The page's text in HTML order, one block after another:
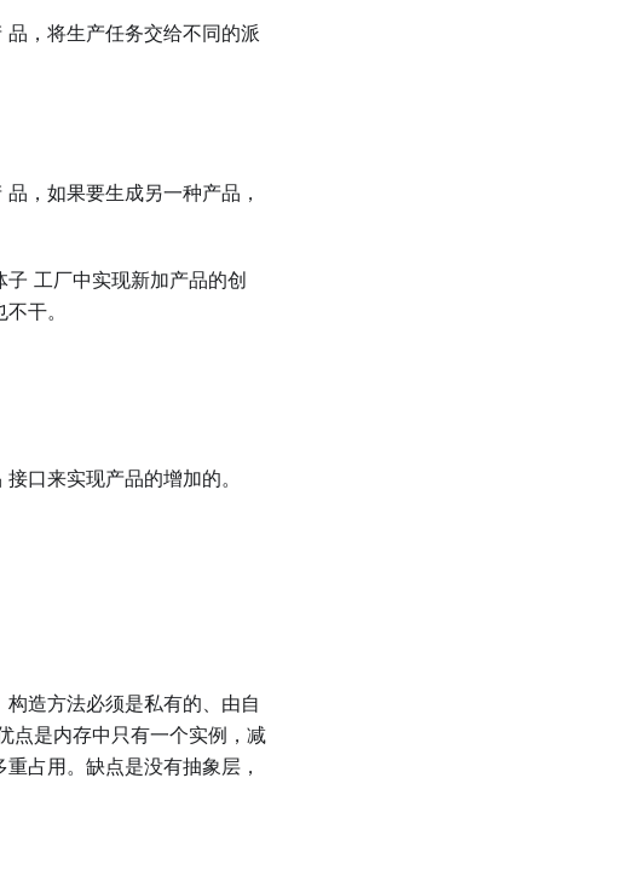
，将⽣产任务交给不同的派
，如果要⽣成另⼀种产品，
⼯⼚中实现新加产品的创
⼲。
⼝来实现产品的增加的。
造⽅法必须是私有的、由⾃
点是内存中只有⼀个实例，减
占⽤。缺点是没有抽象层，